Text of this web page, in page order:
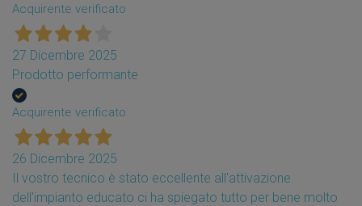
Acquirente verificato
27 Dicembre 2025
Prodotto performante
Acquirente verificato
26 Dicembre 2025
Il vostro tecnico è stato eccellente all'attivazione
dell'impianto educato ci ha spiegato tutto per bene molto